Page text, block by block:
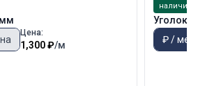
мм
Цена:
1,300 ₽/м
наличии
Уголок
₽ /